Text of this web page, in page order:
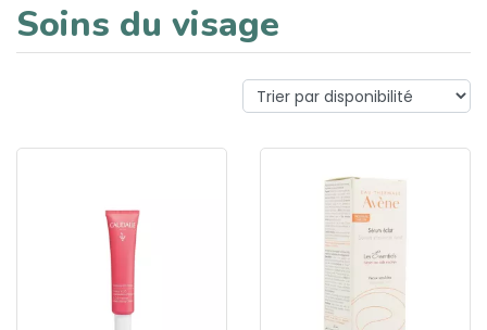
Soins du visage